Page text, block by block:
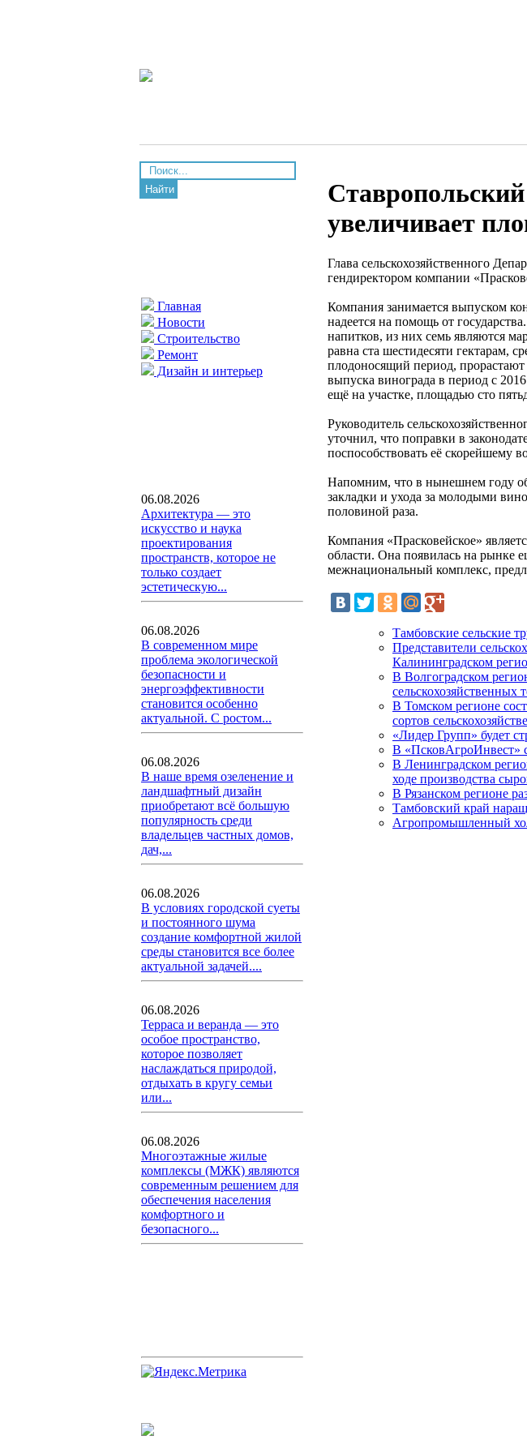
Найти
Главная
Новости
Строительство
Ремонт
Дизайн и интерьер
06.08.2026
Архитектура — это
искусство и наука
проектирования
пространств, которое не
только создает
эстетическую...
06.08.2026
В современном мире
проблема экологической
безопасности и
энергоэффективности
становится особенно
актуальной. С ростом...
06.08.2026
В наше время озеленение и
ландшафтный дизайн
приобретают всё большую
популярность среди
владельцев частных домов,
дач,...
06.08.2026
В условиях городской суеты
и постоянного шума
создание комфортной жилой
среды становится все более
актуальной задачей....
06.08.2026
Терраса и веранда — это
особое пространство,
которое позволяет
наслаждаться природой,
отдыхать в кругу семьи
или...
06.08.2026
Многоэтажные жилые
комплексы (МЖК) являются
современным решением для
обеспечения населения
комфортного и
безопасного...
увеличивает
Глава сельскохозяйственного
гендиректором компании
Компания занимается выпуском
надеется на помощь от
напитков, из них семь являются
равна ста шестидесяти гектарам,
плодоносящий период,
выпуска винограда в период с
ещё на участке, площадью сто
Руководитель
уточнил, что поправки в
поспособствовать её скорейшему
Напомним, что в нынешнем году
закладки и ухода за молодыми
половиной раза.
Компания «Прасковейское»
области. Она появилась на рынке
межнациональный комплекс,
Тамбовские сельские
Представители
Калининградском
В Волгоградском
сельскохозяйственных
В Томском регионе
сортов
«Лидер Групп» будет
В «ПсковАгроИнвест»
В Ленинградском
ходе производства
В Рязанском регионе
Тамбовский край
Агропромышленный